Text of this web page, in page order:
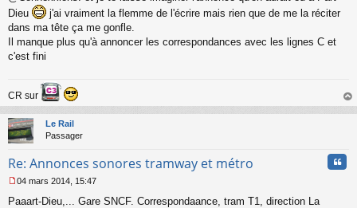
s
a
g
e
n
l
u
Dieu
j'ai vraiment la flemme de l'écrire mais rien que de me la réciter
dans ma tête ça me gonfle.
Il manque plus qu'à annoncer les correspondances avec les lignes C et
c'est fini
CR sur
au
Le Rail
Passager
Re: Annonces sonores tramway et métro
e
04 mars 2014, 15:47
Paaart-Dieu,... Gare SNCF. Correspondaance, tram T1, direction La